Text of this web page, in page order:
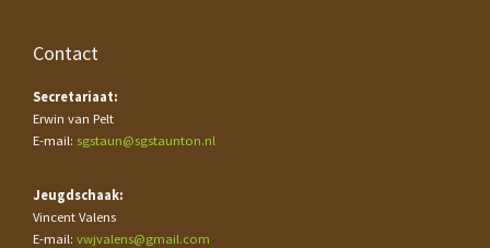
Contact
Secretariaat:
Erwin van Pelt
E-mail: sgstaun@sgstaunton.nl
Jeugdschaak:
Vincent Valens
E-mail: vwjvalens@gmail.com